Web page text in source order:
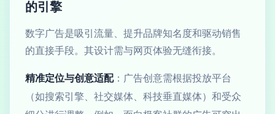
的引擎
数字广告是吸引流量、提升品牌知名度和驱动销售
的直接手段。其设计需与网页体验无缝衔接。
精准定位与创意适配：广告创意需根据投放平台
（如搜索引擎、社交媒体、科技垂直媒体）和受众